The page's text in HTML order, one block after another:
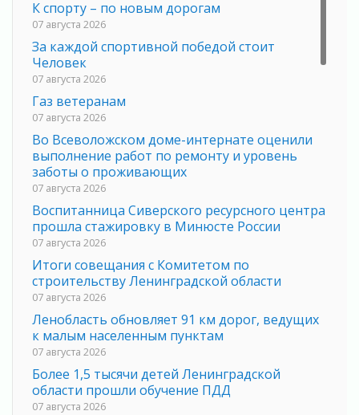
К спорту – по новым дорогам
07 августа 2026
За каждой спортивной победой стоит
Человек
07 августа 2026
Газ ветеранам
07 августа 2026
Во Всеволожском доме-интернате оценили
выполнение работ по ремонту и уровень
заботы о проживающих
07 августа 2026
Воспитанница Сиверского ресурсного центра
прошла стажировку в Минюсте России
07 августа 2026
Итоги совещания с Комитетом по
строительству Ленинградской области
07 августа 2026
Ленобласть обновляет 91 км дорог, ведущих
к малым населенным пунктам
07 августа 2026
Более 1,5 тысячи детей Ленинградской
области прошли обучение ПДД
07 августа 2026